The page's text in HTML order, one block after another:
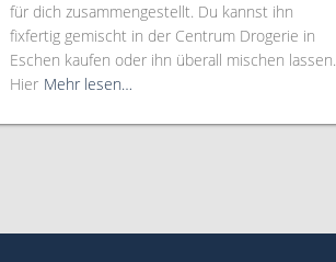
für dich zusammengestellt. Du kannst ihn
fixfertig gemischt in der Centrum Drogerie in
Eschen kaufen oder ihn überall mischen lassen.
Hier Mehr lesen…